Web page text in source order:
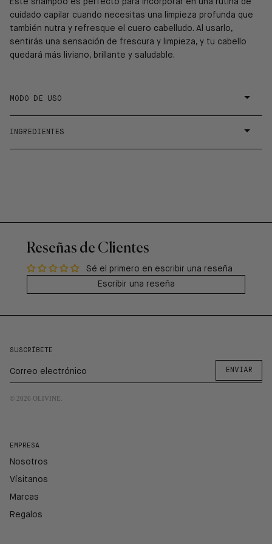
Este shampoo es perfecto para incorporar en una rutina de
cuidado capilar cuando necesitas una limpieza profunda que
también nutra y refresque el cuero cabelludo. Al usarlo,
sentirás una sensación de frescura y limpieza, y tu cabello
quedará más liviano, brillante y saludable.
MODO DE USO
INGREDIENTES
Reseñas de Clientes
Sé el primero en escribir una reseña
Escribir una reseña
SUSCRÍBETE
ENVIAR
© 2026 OLIVINE
EMPRESA
Nosotros
Vísitanos
Marcas
Regalos